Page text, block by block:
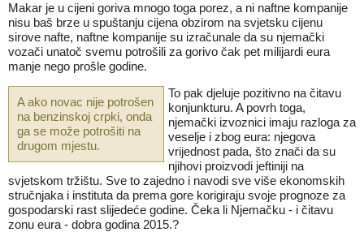
Makar je u cijeni goriva mnogo toga porez, a ni naftne kompanije
nisu baš brze u spuštanju cijena obzirom na svjetsku cijenu
sirove nafte, naftne kompanije su izračunale da su njemački
vozači unatoč svemu potrošili za gorivo čak pet milijardi eura
manje nego prošle godine.
A ako novac nije potrošen
na benzinskoj crpki, onda
ga se može potrošiti na
drugom mjestu.
To pak djeluje pozitivno na čitavu
konjunkturu. A povrh toga,
njemački izvoznici imaju razloga za
veselje i zbog eura: njegova
vrijednost pada, što znači da su
njihovi proizvodi jeftiniji na
svjetskom tržištu. Sve to zajedno i navodi sve više ekonomskih
stručnjaka i instituta da prema gore korigiraju svoje prognoze za
gospodarski rast slijedeće godine. Čeka li Njemačku - i čitavu
zonu eura - dobra godina 2015.?